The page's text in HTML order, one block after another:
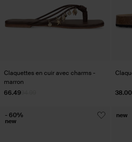
Claquettes en cuir avec charms -
marron
66.49 38.00
- 60%
new
new